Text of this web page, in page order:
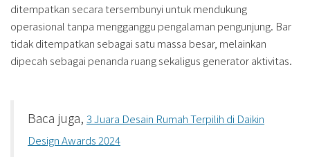
ditempatkan secara tersembunyi untuk mendukung
operasional tanpa mengganggu pengalaman pengunjung. Bar
tidak ditempatkan sebagai satu massa besar, melainkan
dipecah sebagai penanda ruang sekaligus generator aktivitas.
Baca juga, 3 Juara Desain Rumah Terpilih di Daikin
Design Awards 2024